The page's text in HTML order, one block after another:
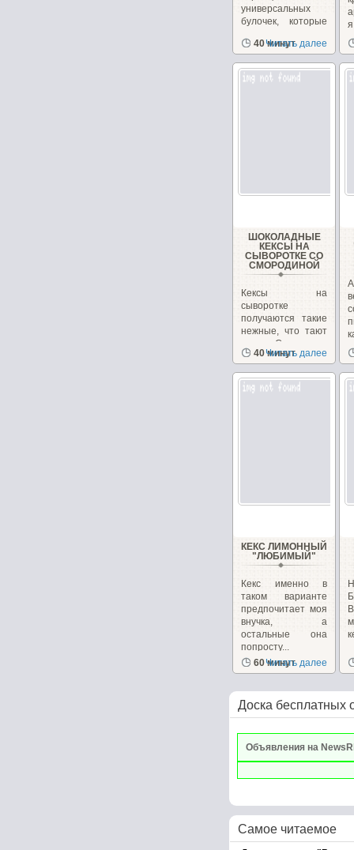
универсальных
булочек, которые
сладкими,...
40 минут
Читать далее
ШОКОЛАДНЫЕ
КЕКСЫ НА
СЫВОРОТКЕ СО
СМОРОДИНОЙ
Кексы на
сыворотке
получаются такие
нежные, что тают
во рту. Смородина
придает...
40 минут
Читать далее
КЕКС ЛИМОННЫЙ
"ЛЮБИМЫЙ"
Кекс именно в
таком варианте
предпочитает моя
внучка, а
остальные она
попросту...
60 минут
Читать далее
Доска бесплатных
Объявления на
Самое читаемое